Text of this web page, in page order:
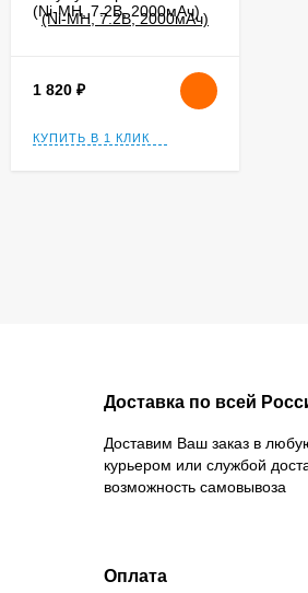
(Ni-MH, 7.2В, 2000мАч)
1 820 ₽
КУПИТЬ В 1 КЛИК
Доставка по всей
Доставим Ваш заказ в
курьером или службой
возможность самовывоза
Оплата